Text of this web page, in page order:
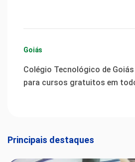
Goiás
Colégio Tecnológico de
para cursos gratuitos em
Principais destaques